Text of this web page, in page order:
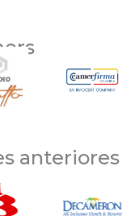
anteriores